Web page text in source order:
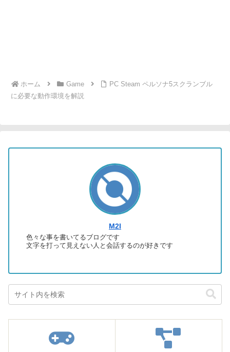
ホーム Game
PC Steam ペルソナ5スクランブル
に必要な動作環境を解説
M2I
色々な事を書いてるブログです
文字を打って見えない人と会話するのが好きです